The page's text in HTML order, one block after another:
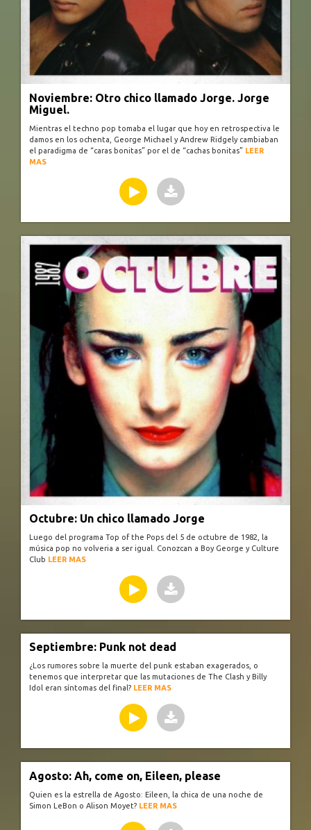
Noviembre: Otro chico llamado Jorge. Jorge
Miguel.
Mientras el techno pop tomaba el lugar que hoy en retrospectiva le
damos en los ochenta, George Michael y Andrew Ridgely cambiaban
el paradigma de “caras bonitas” por el de “cachas bonitas” LEER
MAS
Octubre: Un chico llamado Jorge
Luego del programa Top of the Pops del 5 de octubre de 1982, la
música pop no volveria a ser igual. Conozcan a Boy George y Culture
Club LEER MAS
Septiembre: Punk not dead
¿Los rumores sobre la muerte del punk estaban exagerados, o
tenemos que interpretar que las mutaciones de The Clash y Billy
Idol eran síntomas del final? LEER MAS
Agosto: Ah, come on, Eileen, please
Quien es la estrella de Agosto: Eileen, la chica de una noche de
Simon LeBon o Alison Moyet? LEER MAS